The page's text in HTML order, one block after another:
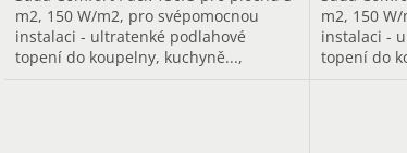
m2, 150 W/m2, pro svépomocnou
instalaci - ultratenké podlahové
topení do koupelny, kuchyně...,
m2, 150
instalaci -
topení do